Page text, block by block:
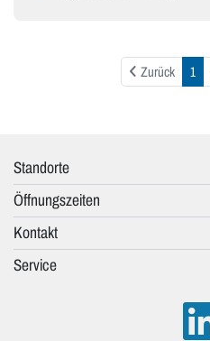
Zurück 1
Standorte
Öffnungszeiten
Kontakt
Service